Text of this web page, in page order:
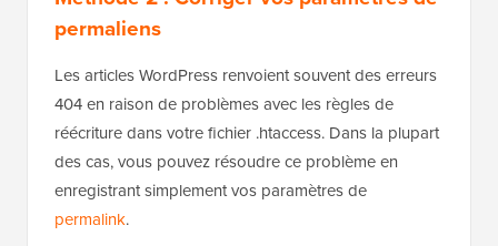
permaliens
Les articles WordPress renvoient souvent des erreurs
404 en raison de problèmes avec les règles de
réécriture dans votre fichier .htaccess. Dans la plupart
des cas, vous pouvez résoudre ce problème en
enregistrant simplement vos paramètres de
permalink.